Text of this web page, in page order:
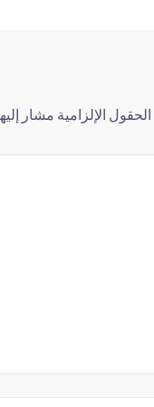
الحقول الإلزامية مشار